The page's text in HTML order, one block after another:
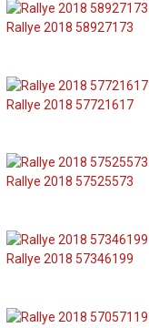
Rallye 2018 58927173
Rallye 2018 57721617
Rallye 2018 57525573
Rallye 2018 57346199